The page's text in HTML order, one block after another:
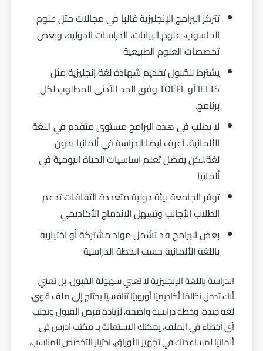
تتركز البرامج الإنجليزية غالبا في مجالات مثل علوم
الحاسوب، علوم البيانات، الدراسات الدولية، وبعض
تخصصات العلوم الطبيعية
يشترط للقبول تقديم شهادة لغة إنجليزية مثل
IELTS أو TOEFL وفق الحد الأدنى المطلوب لكل
برنامج.
لا يطلب في هذه البرامج مستوى متقدم في اللغة
الألمانية، اعرف ايضا:الدراسة في ألمانيا بدون
لغة،لكن يفضل تعلم اساسيات الحياة اليومية في
ألمانيا
توفر الجامعة بيئة دولية متعددة الثقافات تدعم
الطلاب الأجانب وتسهل الاندماج الأكاديمي
بعض البرامج قد تشمل مواد مشتركة أو اختيارية
باللغة الألمانية حسب الخطة الدراسية
الدراسة باللغة الإنجليزية لا تعني سهولة القبول، بل تعني
أنك تدخل نظامًا أكاديميًا أوروبيًا تنافسيًا يحتاج إلى ملف قوي،
لغة جيدة، وخطة دراسية واضحة، لزيادة فرص القبول وتجنب
أي أخطاء في الملف، يمكنك الاستعانة بـ مكتب ادرس في
ألمانيا لمساعدتك في تجهيز الأوراق، اختيار التخصص المناسب،